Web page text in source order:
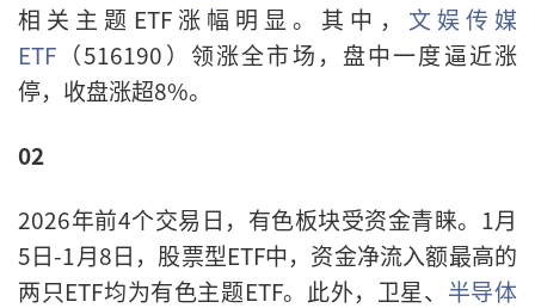
相关主题ETF涨幅明显。其中， 文娱传媒
ETF （516190）领涨全市场，盘中一度逼近涨
停，收盘涨超8%。
02
2026年前4个交易日，有色板块受资金青睐。1月
5日-1月8日，股票型ETF中，资金净流入额最高的
两只ETF均为有色主题ETF。此外，卫星、 半导体